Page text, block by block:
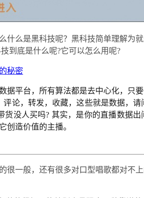
什么是黑科技呢？黑科技简单理解为
到底是什么呢?它可以怎么用呢?
据平台，所有算法都是去中心化，只
论，转发，收藏，这些就是数据，
没人买吗? 其实，是你的直播数据
创造价值的主播。
很一般，还有很多对口型唱歌都对